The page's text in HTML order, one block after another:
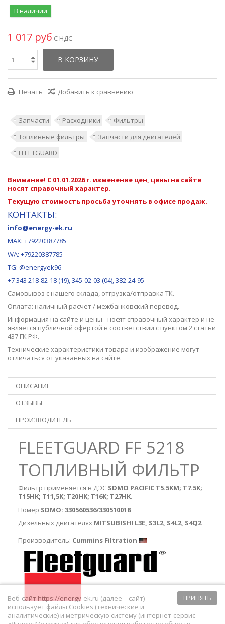
В наличии
1 017 руб С НДС
В КОРЗИНУ
Печать Добавить к сравнению
Запчасти Расходники
Фильтры
Топливные фильтры
Запчасти для двигателей
FLEETGUARD
Внимание! С 01.01.2026 г. изменение цен, цены на сайте
носят справочный характер.
Текущую стоимость просьба уточнять в офисе продаж.
КОНТАКТЫ:
info@energy-ek.ru
MAX: +79220387785
WA: +79220387785
TG: @energyek96
+7 343 218-82-18 (19), 345-02-03 (04), 382-24-95
Самовывоз с нашего склада, отгрузка/отправка ТК.
Оплата: наличный расчет / межбанковский перевод.
Информация на сайте и цены - носят справочный характер и не
является публичной офертой в соответствии с пунктом 2 статьи
437 ГК РФ.
Технические характеристики товара и изображение могут
отличаться от указанных на сайте.
ОПИСАНИЕ
ОТЗЫВЫ
ПРОИЗВОДИТЕЛЬ
FLEETGUARD FF 5218
ТОПЛИВНЫЙ ФИЛЬТР
Фильтр применяется в ДЭС SDMO PACIFIC T5.5KM; T7.5K;
T15HK; Т11,5K; Т20HK; Т16K; T27HK.
Номер SDMO: 330560536/330510018
Дизельных двигателях MITSUBISHI L3E, S3L2, S4L2, S4Q2
Производитель: Cummins Filtration
ПРИНЯТЬ
Веб-сайт https://energy-ek.ru (далее – сайт)
использует файлы Cookies (технические и
аналитические) и метрическую систему (интернет-сервис